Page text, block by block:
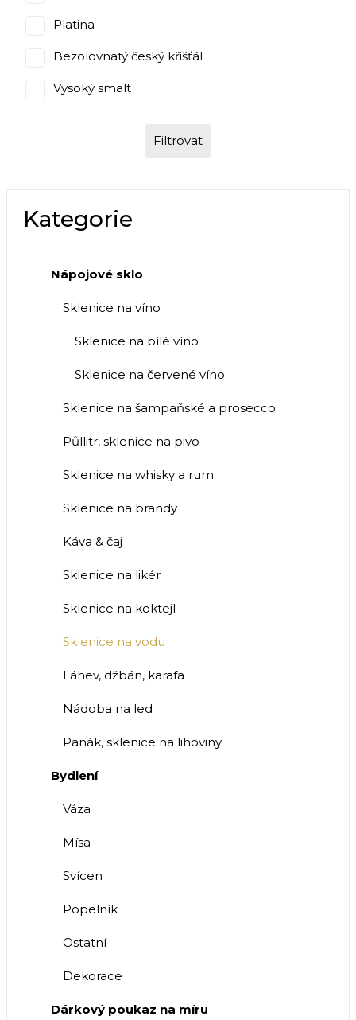
Platina
Bezolovnatý český křišťál
Vysoký smalt
Filtrovat
Kategorie
Nápojové sklo
Sklenice na víno
Sklenice na bílé víno
Sklenice na červené víno
Sklenice na šampaňské a prosecco
Půllitr, sklenice na pivo
Sklenice na whisky a rum
Sklenice na brandy
Káva & čaj
Sklenice na likér
Sklenice na koktejl
Sklenice na vodu
Láhev, džbán, karafa
Nádoba na led
Panák, sklenice na lihoviny
Bydlení
Váza
Mísa
Svícen
Popelník
Ostatní
Dekorace
Dárkový poukaz na míru